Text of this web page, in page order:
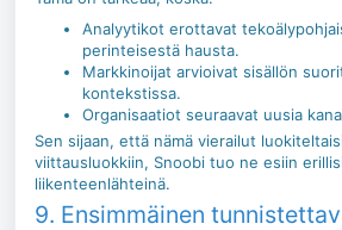
Analyytikot erottavat
perinteisestä hausta.
Markkinoijat arvioivat sisällön
kontekstissa.
Organisaatiot seuraavat uusia
Sen sijaan, että nämä vierailut
viittausluokkiin, Snoobi tuo ne esiin
liikenteenlähteinä.
9. Ensimmäinen